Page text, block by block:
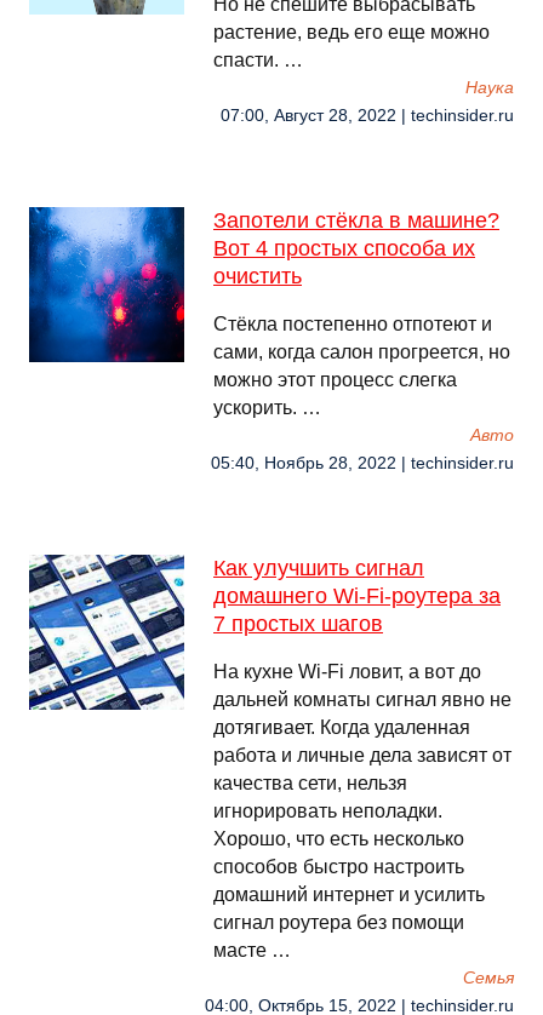
Но не спешите выбрасывать
растение, ведь его еще можно
спасти. …
Наука
07:00, Август 28, 2022 | techinsider.ru
Запотели стёкла в машине?
Вот 4 простых способа их
очистить
Cтёкла постепенно отпотеют и
сами, когда салон прогреется, но
можно этот процесс слегка
ускорить. …
Авто
05:40, Ноябрь 28, 2022 | techinsider.ru
Как улучшить сигнал
домашнего Wi-Fi-роутера за
7 простых шагов
На кухне Wi-Fi ловит, а вот до
дальней комнаты сигнал явно не
дотягивает. Когда удаленная
работа и личные дела зависят от
качества сети, нельзя
игнорировать неполадки.
Хорошо, что есть несколько
способов быстро настроить
домашний интернет и усилить
сигнал роутера без помощи
масте …
Семья
04:00, Октябрь 15, 2022 | techinsider.ru